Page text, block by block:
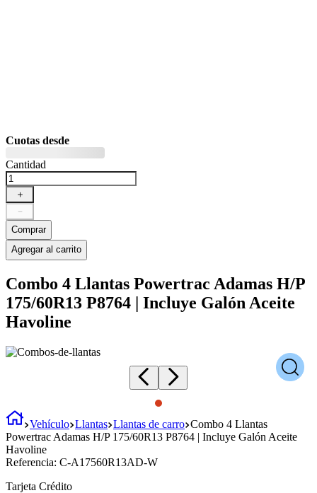
Cuotas desde
Cantidad
＋
－
Comprar
Agregar al carrito
Combo 4 Llantas Powertrac Adamas H/P
175/60R13 P8764 | Incluye Galón Aceite
Havoline
Vehículo Llantas Llantas de carro Combo 4 Llantas
Powertrac Adamas H/P 175/60R13 P8764 | Incluye Galón Aceite
Havoline
Referencia: C-A17560R13AD-W
Tarjeta Crédito